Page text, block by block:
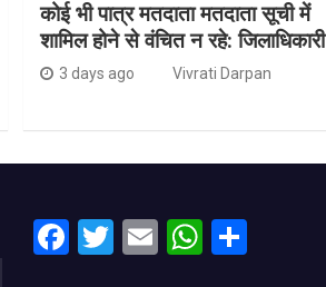
कोई भी पात्र मतदाता मतदाता सूची में
शामिल होने से वंचित न रहे: जिलाधिकारी
3 days ago Vivrati Darpan
F
T
E
W